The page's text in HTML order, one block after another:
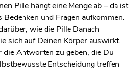
Pille hängt eine Menge ab – da ist
Bedenken und Fragen aufkommen.
wie die Pille Danach
sich auf Deinen Körper auswirkt.
Antworten zu geben, die Du
Entscheidung treffen